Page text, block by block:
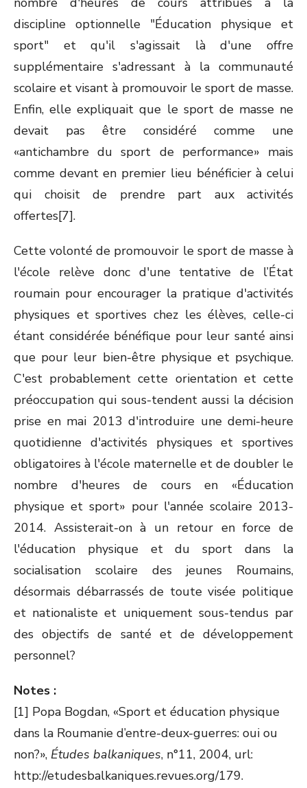
discipline optionnelle "Éducation physique et
sport" et qu'il s'agissait là d'une offre
supplémentaire s'adressant à la communauté
scolaire et visant à promouvoir le sport de masse.
Enfin, elle expliquait que le sport de masse ne
devait pas être considéré comme une
«antichambre du sport de performance» mais
comme devant en premier lieu bénéficier à celui
qui choisit de prendre part aux activités
offertes[7].
Cette volonté de promouvoir le sport de masse à
l'école relève donc d'une tentative de l’État
roumain pour encourager la pratique d'activités
physiques et sportives chez les élèves, celle-ci
étant considérée bénéfique pour leur santé ainsi
que pour leur bien-être physique et psychique.
C'est probablement cette orientation et cette
préoccupation qui sous-tendent aussi la décision
prise en mai 2013 d'introduire une demi-heure
quotidienne d'activités physiques et sportives
obligatoires à l'école maternelle et de doubler le
nombre d'heures de cours en «Éducation
physique et sport» pour l'année scolaire 2013-
2014. Assisterait-on à un retour en force de
l'éducation physique et du sport dans la
socialisation scolaire des jeunes Roumains,
désormais débarrassés de toute visée politique
et nationaliste et uniquement sous-tendus par
des objectifs de santé et de développement
personnel?
Notes :
[1] Popa Bogdan, «Sport et éducation physique
dans la Roumanie d’entre-deux-guerres: oui ou
non?», Études balkaniques, n°11, 2004, url:
http://etudesbalkaniques.revues.org/179.